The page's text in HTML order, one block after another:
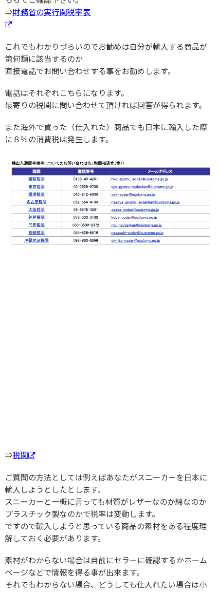
⇒財務省の実行関税率表
これでもわかりづらいのでお勧めは自分が輸入する商品が
第何類に該当するのか
直接電話でお問い合わせする事をお勧めします。
電話はそれぞれこちらになります。
最寄りの税関に問い合わせて頂ければ回答が得られます。
また海外で買った（仕入れた）商品でも日本に輸入した際
に８％の消費税は発生します。
⇒税関
ご質問の方法としては例えばあなたがスニーカーを日本に
輸入しようとしたとします。
スニーカーと一概に言っても材質がレザーなのか綿なのか
プラスチック製なのかで税率は変動します。
ですので輸入しようと思っている商品の素材をある程度理
解しておく必要があります。
素材がわからない場合は自前にセラーに確認するかホーム
ページなどで情報を得る事が出来ます。
それでもわからない場合、どうしても仕入れたい場合は小